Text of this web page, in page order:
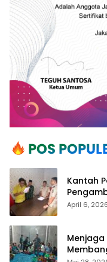
Kantah
Perkuat
April 6,